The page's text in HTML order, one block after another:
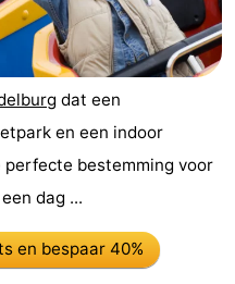
dat een
en een indoor
bestemming voor
dag ...
en bespaar 40%